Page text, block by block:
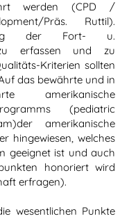
werden (CPD /
Präs. Ruttil).
der Fort- u.
zu erfassen und zu
Kriterien sollten
das bewährte und in
amerikanische
(pediatric
amerikanische
hingewiesen, welches
geeignet ist und auch
honoriert wird
erfragen).
wesentlichen Punkte